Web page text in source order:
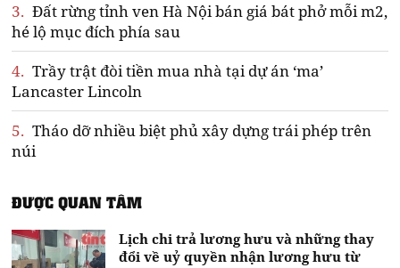
3. Đất rừng tỉnh ven Hà Nội bán giá bát phở mỗi m2,
hé lộ mục đích phía sau
4. Trầy trật đòi tiền mua nhà tại dự án ‘ma’
Lancaster Lincoln
5. Tháo dỡ nhiều biệt phủ xây dựng trái phép trên
núi
ĐƯỢC QUAN TÂM
Lịch chi trả lương hưu và những thay
đổi về uỷ quyền nhận lương hưu từ